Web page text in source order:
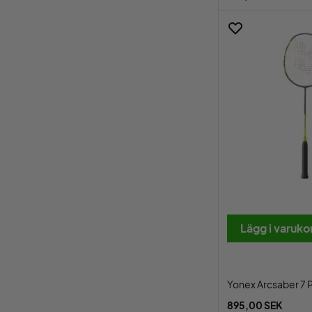
Lägg i
Yonex Arcsaber 7
895,00 SEK